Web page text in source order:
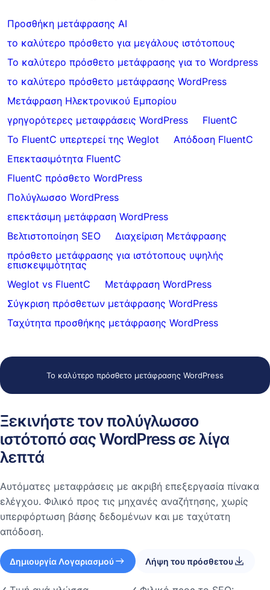
Προσθήκη μετάφρασης AI
το καλύτερο πρόσθετο για μεγάλους ιστότοπους
Το καλύτερο πρόσθετο μετάφρασης για το Wordpress
το καλύτερο πρόσθετο μετάφρασης WordPress
Μετάφραση Ηλεκτρονικού Εμπορίου
γρηγορότερες μεταφράσεις WordPress
FluentC
Το FluentC υπερτερεί της Weglot
Απόδοση FluentC
Επεκτασιμότητα FluentC
FluentC πρόσθετο WordPress
Πολύγλωσσο WordPress
επεκτάσιμη μετάφραση WordPress
Βελτιστοποίηση SEO
Διαχείριση Μετάφρασης
πρόσθετο μετάφρασης για ιστότοπους υψηλής
επισκεψιμότητας
Weglot vs FluentC
Μετάφραση WordPress
Σύγκριση πρόσθετων μετάφρασης WordPress
Ταχύτητα προσθήκης μετάφρασης WordPress
Το καλύτερο πρόσθετο μετάφρασης WordPress
Ξεκινήστε τον πολύγλωσσο
ιστότοπό σας WordPress σε λίγα
λεπτά
Αυτόματες μεταφράσεις με ακριβή επεξεργασία πίνακα
ελέγχου. Φιλικό προς τις μηχανές αναζήτησης, χωρίς
υπερφόρτωση βάσης δεδομένων και με ταχύτατη
απόδοση.
Δημιουργία Λογαριασμού Λήψη του πρόσθετου